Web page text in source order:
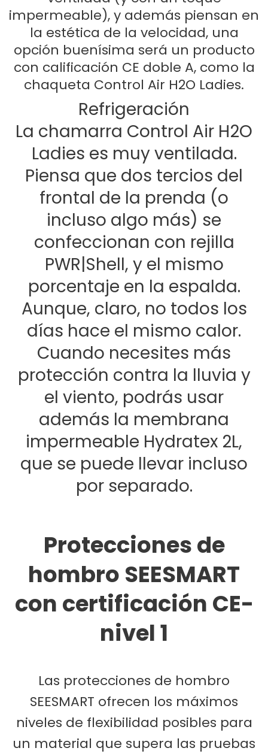
impermeable), y además piensan en
la estética de la velocidad, una
opción buenísima será un producto
con calificación CE doble A, como la
chaqueta Control Air H2O Ladies.
Refrigeración
La chamarra Control Air H2O
Ladies es muy ventilada.
Piensa que dos tercios del
frontal de la prenda (o
incluso algo más) se
confeccionan con rejilla
PWR|Shell, y el mismo
porcentaje en la espalda.
Aunque, claro, no todos los
días hace el mismo calor.
Cuando necesites más
protección contra la lluvia y
el viento, podrás usar
además la membrana
impermeable Hydratex 2L,
que se puede llevar incluso
por separado.
Protecciones de
hombro SEESMART
con certificación CE-
nivel 1
Las protecciones de hombro
SEESMART ofrecen los máximos
niveles de flexibilidad posibles para
un material que supera las pruebas